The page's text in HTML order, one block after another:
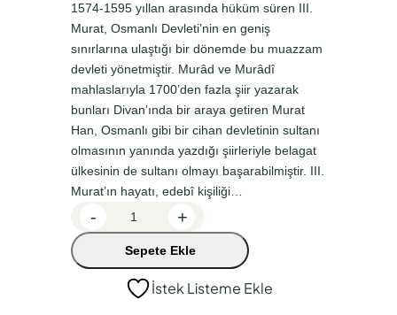
j
i
n
a
l
f
i
a
t
n
d
a
k
i
f
i
a
t
1574-1595 yıllan arasında hüküm süren III.
Murat, Osmanlı Devleti’nin en geniş
sınırlarına ulaştığı bir dönemde bu muazzam
devleti yönetmiştir. Murâd ve Murâdî
mahlaslarıyla 1700’den fazla şiir yazarak
bunları Divan’ında bir araya getiren Murat
Han, Osmanlı gibi bir cihan devletinin sultanı
olmasının yanında yazdığı şiirleriyle belagat
ülkesinin de sultanı olmayı başarabilmiştir. III.
Murat’ın hayatı, edebî kişiliği…
r
- +
Sepete Ekle
İstek Listeme Ekle